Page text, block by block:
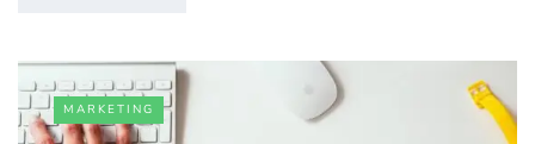
MARKETING